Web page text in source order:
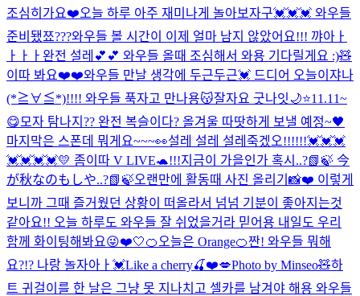
조심히가요❤️오늘 하루 아주 재미나게 놀아보자구💓💓💓 와우들
준비됐쬬???와우들 볼 시간이 이제 얼마 남지 않았어요!!! 꺄아ㅏ
ㅏㅏㅏ완전 설레💕💕 와우들 올때 조심해서 와용 기다릴게요 :)🧸
이따 봐요❤️❤️와우들 만날 생각에 두근두근💓 드디어 오늘이쟈나
(*≧∀≦*)!!!! 와우들 푹자고 만나용😽잘자요 굿나잇🌙⭐️11.11~
😋모자 탐나지?? 완전 복슬이다? 올겨울 따땃하게 보낼 예정~🖤
마지막은 스폰데 뭐게요~~~👀설레 설레 설레죽겠오!!!!!!💓💓💓
💓💓💓💓💛 좀이따 V LIVE🐢!!!지금이 가을인가 혹시..?📗🍃 今
が秋なのもしや..?📗🍃오랜만에 활동때 사진 올리기📸❤️ 이렇게
보니까 그때 즐거웠던 상황이 떠올라서 넘넘 기분이 좋아지는것
같아요!! 오늘 하루도 와우들 잘 쉬었을거라 믿어용 내일도 우리
함께 화이팅해봐요😜❤️🤍🍊오늘은 Orange🍊짠! 와우들 뭐해
요?!? 나랑 놀자아ㅏ💓Like a cherry🍒❤️💋Photo by Minseo🧸하
트 귀걸이를 한 날은 그냥 못 지나치고 셀카를 남겨야 해용 와우들